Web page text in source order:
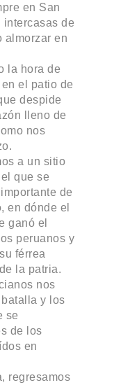
en San
intercasas de
almorzar en
la hora de
el patio de
despide
lleno de
nos
a un sitio
que se
de
en dónde el
ganó el
peruanos y
férrea
la patria.
nos
y los
se
de los
en
regresamos